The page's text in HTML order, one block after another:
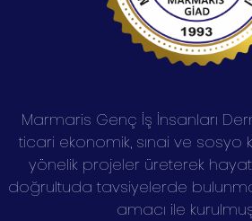
Marmaris Genç İş İnsanları
ticari ekonomik, sınai ve sosyo
yönelik projeler üreterek
doğrultuda tavsiyelerde
amacı ile